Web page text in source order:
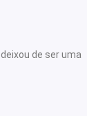
de ser uma